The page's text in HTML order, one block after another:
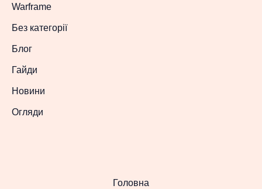
Warframe
Без категорії
Блог
Гайди
Новини
Огляди
Головна